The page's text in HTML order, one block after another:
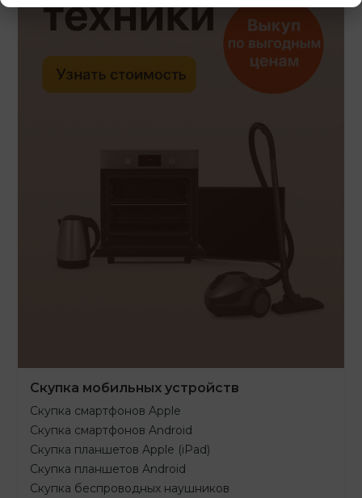
Скупка мобильных устройств
Скупка смартфонов Apple
Скупка смартфонов Android
Скупка планшетов Apple (iPad)
Скупка планшетов Android
Скупка беспроводных наушников